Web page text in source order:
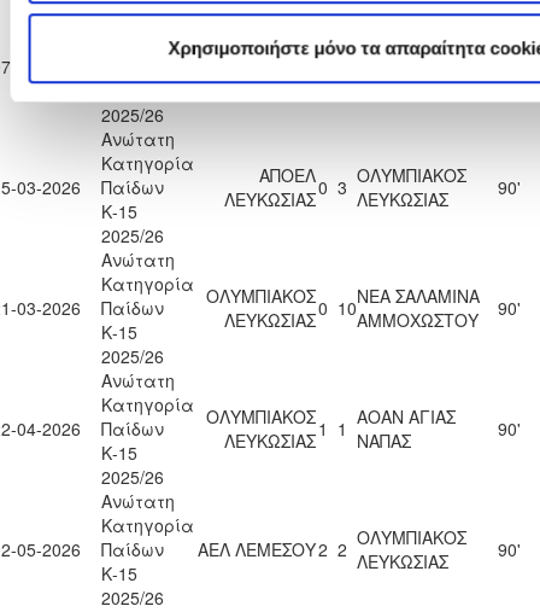
Χρησιμοποιήστε μόνο τα απαραίτητα
03-2026
Ανώτατη
Κατηγορία
Κ-15
2025/26
ΟΛΥΜΠΙΑΚΟΣ
ΛΕΥΚΩΣΙΑΣ
ΠΑΦΟΣ F.C.
03-2026
Ανώτατη
Κατηγορία
Παίδων
Κ-15
2025/26
ΑΠΟΕΛ
ΛΕΥΚΩΣΙΑΣ0 3 ΟΛΥΜΠΙΑΚΟΣ
ΛΕΥΚΩΣΙΑΣ
90'
03-2026
Ανώτατη
Κατηγορία
Παίδων
Κ-15
2025/26
ΟΛΥΜΠΙΑΚΟΣ
ΛΕΥΚΩΣΙΑΣ0 10ΝΕΑ ΣΑΛΑΜΙΝΑ
ΑΜΜΟΧΩΣΤΟΥ
90'
04-2026
Ανώτατη
Κατηγορία
Παίδων
Κ-15
2025/26
ΟΛΥΜΠΙΑΚΟΣ
ΛΕΥΚΩΣΙΑΣ1 1 ΑΟΑΝ ΑΓΙΑΣ
ΝΑΠΑΣ
90'
05-2026
Ανώτατη
Κατηγορία
Παίδων
Κ-15
2025/26
ΑΕΛ ΛΕΜΕΣΟΥ2 2 ΟΛΥΜΠΙΑΚΟΣ
ΛΕΥΚΩΣΙΑΣ
90'